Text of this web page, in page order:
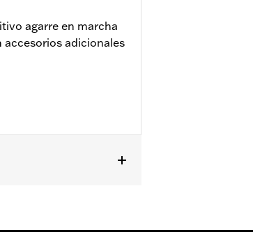
agarre en marcha
adicionales